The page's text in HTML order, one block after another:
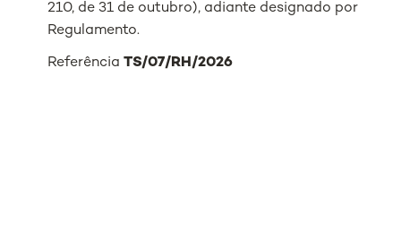
210, de 31 de outubro), adiante designado por
Regulamento.
ReferênciaTS/07/RH/2026